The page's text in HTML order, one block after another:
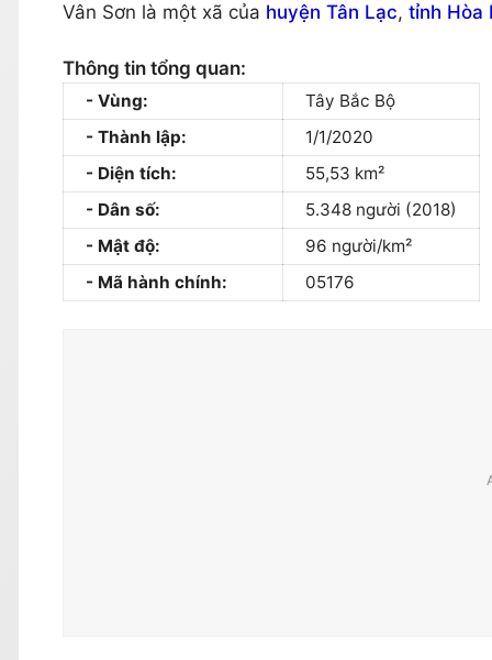
Vân Sơn là một xã của huyện Tân Lạc, tỉnh Hòa
Thông tin tổng quan:
Vùng:
Tây Bắc Bộ
Thành lập:
1/1/2020
Diện tích:
55,53 km²
Dân số:
5.348 người (2018)
Mật độ:
96 người/km²
Mã hành chính:
05176